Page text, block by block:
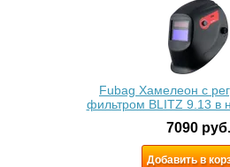
Fubag Хамелеон с
фильтром BLITZ 9.13 в
7090 руб.
Добавить в